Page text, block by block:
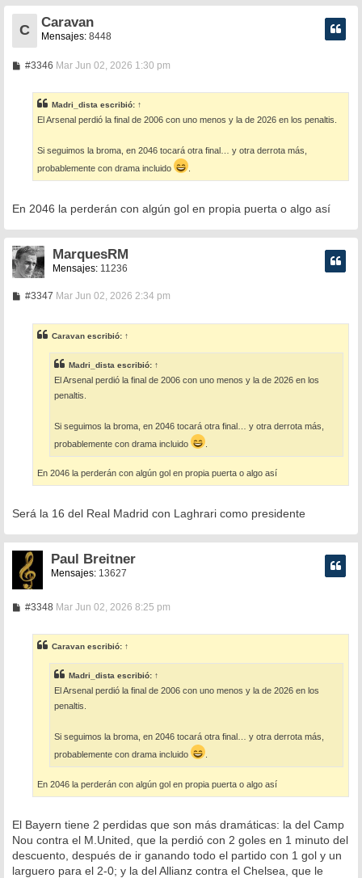
C
Caravan
Mensajes: 8448
#3346M
a
j
Mar Jun 02, 2026 1:30 pm
Madri_dista escribió: ↑
El Arsenal perdió la final de 2006 con uno menos y la de 2026 en los penaltis.
Si seguimos la broma, en 2046 tocará otra final… y otra derrota más,
probablemente con drama incluido
.
En 2046 la perderán con algún gol en propia puerta o algo así
MarquesRM
Mensajes: 11236
#3347M
a
j
e
Mar Jun 02, 2026 2:34 pm
Caravan escribió: ↑
Madri_dista escribió: ↑
El Arsenal perdió la final de 2006 con uno menos y la de 2026 en los
penaltis.
Si seguimos la broma, en 2046 tocará otra final… y otra derrota más,
probablemente con drama incluido
En 2046 la perderán con algún gol en propia puerta o algo así
Será la 16 del Real Madrid con Laghrari como presidente
Paul Breitner
Mensajes:13627
#3348M
a
j
e
Mar Jun 02, 2026 8:25 pm
Caravan escribió: ↑
Madri_dista escribió: ↑
El Arsenal perdió la final de 2006 con uno menos y la de 2026 en los
penaltis.
Si seguimos la broma, en 2046 tocará otra final… y otra derrota más,
probablemente con drama incluido
En 2046 la perderán con algún gol en propia puerta o algo así
El Bayern tiene 2 perdidas que son más dramáticas: la del Camp
Nou contra el M.United, que la perdió con 2 goles en 1 minuto del
descuento, después de ir ganando todo el partido con 1 gol y un
larguero para el 2-0; y la del Allianz contra el Chelsea, que le